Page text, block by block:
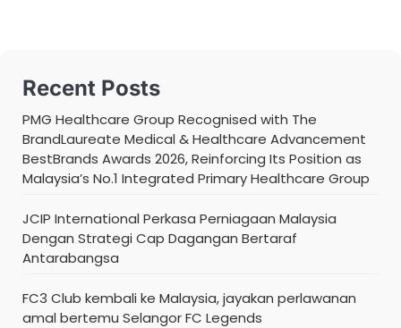
Recent Posts
PMG Healthcare Group Recognised with The
BrandLaureate Medical & Healthcare Advancement
BestBrands Awards 2026, Reinforcing Its Position as
Malaysia’s No.1 Integrated Primary Healthcare Group
JCIP International Perkasa Perniagaan Malaysia
Dengan Strategi Cap Dagangan Bertaraf
Antarabangsa
FC3 Club kembali ke Malaysia, jayakan perlawanan
amal bertemu Selangor FC Legends